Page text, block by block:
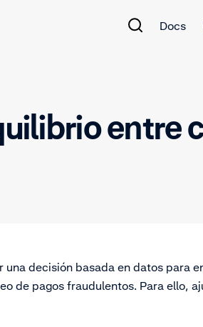
Docs
entre
decisión basada en datos para
de pagos fraudulentos. Para ello,